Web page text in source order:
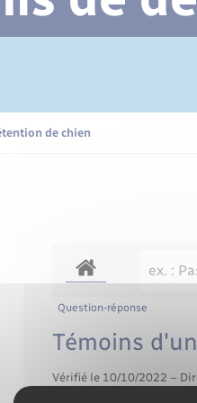
de chien
Question-réponse
Témoins
Vérifié le 10/10/2022 –